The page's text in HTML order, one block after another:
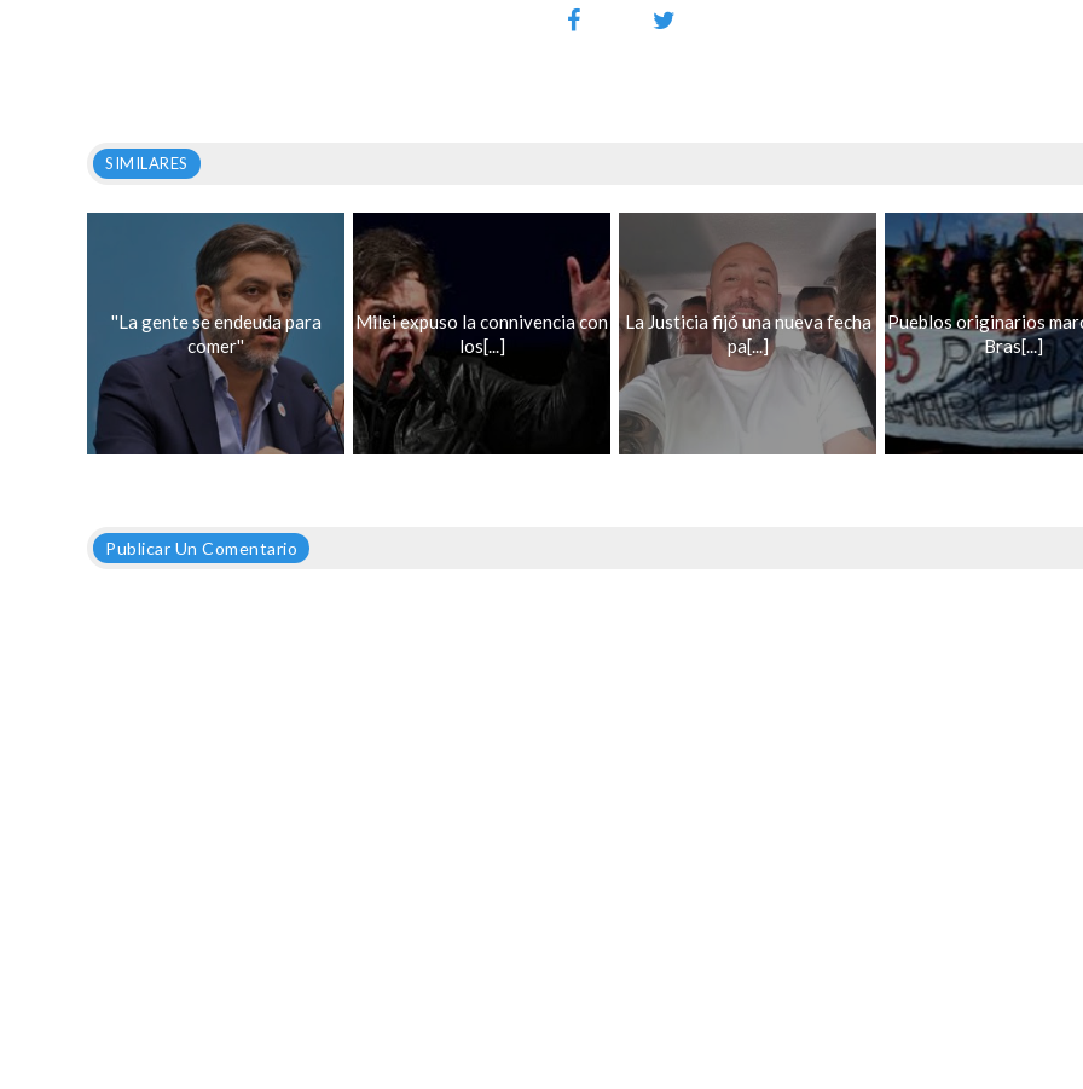
SIMILARES
''La gente se endeuda para
comer''
Milei expuso la connivencia con
los[...]
La Justicia fijó una nueva fecha
pa[...]
Pueblos originarios
Bras[...]
Publicar Un Comentario